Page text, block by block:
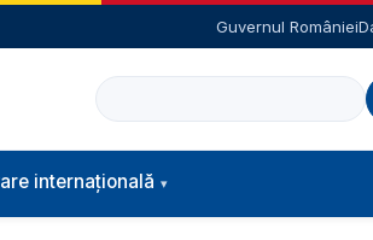
Guvernul României
Caută
internațională